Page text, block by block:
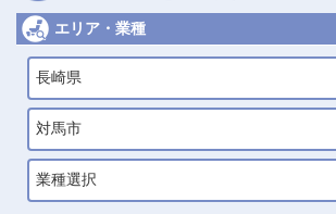
エリア・業種
長崎県
対馬市
業種選択